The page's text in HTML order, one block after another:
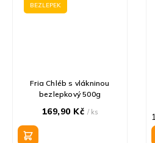
BEZLEPEK
Fria Chléb s vlákninou
bezlepkový 500g
169,90 Kč / ks